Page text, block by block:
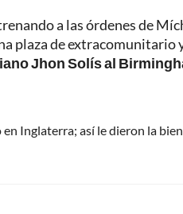
a las órdenes de
plaza de extracomunitario
Jhon Solís al
Inglaterra; así le dieron la